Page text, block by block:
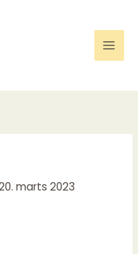
marts 2023